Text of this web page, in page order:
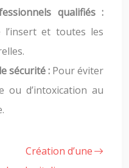
qualifiés :
l’insert et toutes les
sécurité : Pour éviter
ou d’intoxication au
Création d’une